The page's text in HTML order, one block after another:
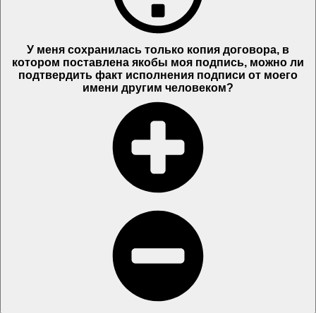
У меня сохранилась только копия договора, в
котором поставлена якобы моя подпись, можно ли
подтвердить факт исполнения подписи от моего
имени другим человеком?